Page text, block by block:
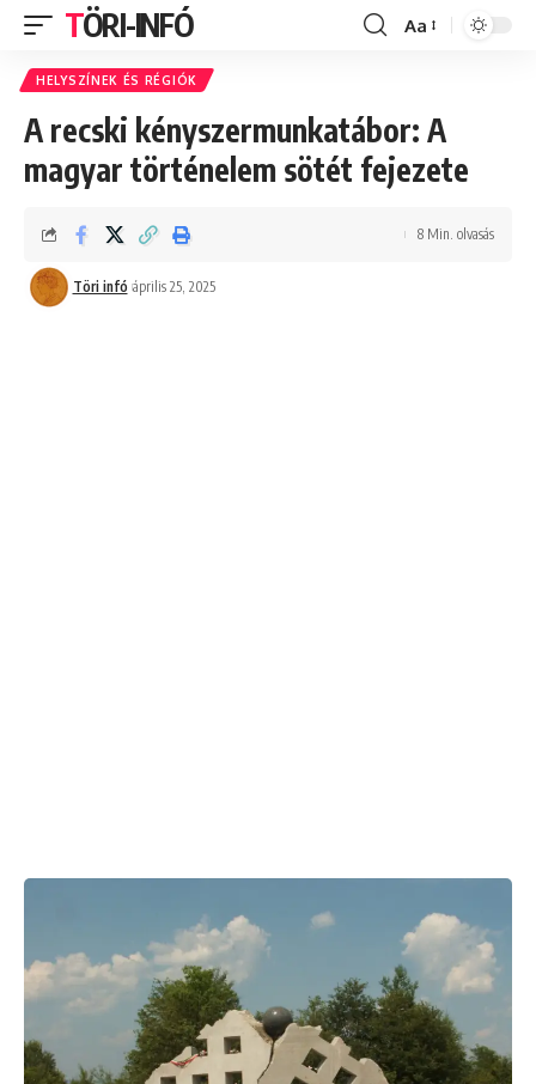
TÖRI-INFÓ
Font
Aa
HELYSZÍNEK ÉS RÉGIÓK
A recski kényszermunkatábor: A
magyar történelem sötét fejezete
Töri infó április 25, 2025
8 Min. olvasás